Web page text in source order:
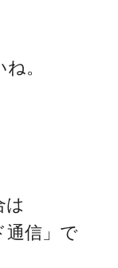
。
は
信」で